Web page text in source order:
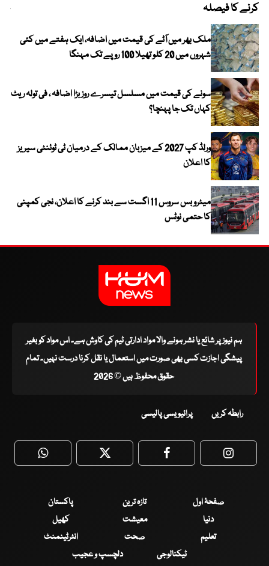
کرنے کا فیصلہ
ملک بھر میں آٹے کی قیمت میں اضافہ، ایک ہفتے میں کئی
شہروں میں 20 کلو تھیلا 100 روپے تک مہنگا
سونے کی قیمت میں مسلسل تیسرے روز بڑا اضافہ ، فی تولہ ریٹ
کہاں تک جا پہنچا؟
ورلڈ کپ 2027 کے میزبان ممالک کے درمیان ٹی ٹوئنٹی سیریز
کا اعلان
میٹرو بس سروس 11 اگست سے بند کرنے کا اعلان، نجی کمپنی
کا حتمی نوٹس
ہم نیوز پر شائع یا نشر ہونے والا مواد ادارتی ٹیم کی کاوش ہے۔ اس مواد کو بغیر
پیشگی اجازت کسی بھی صورت میں استعمال یا نقل کرنا درست نہیں۔ تمام
حقوق محفوظ ہیں © 2026
رابطہ کریں پرائیویسی پالیسی
WhatsApp Twitter Facebook
صفحۂ اول تازہ ترین
پاکستان
دنیا
معیشت
کھیل
تعلیم
صحت
انٹرٹینمنٹ
ٹیکنالوجی
دلچسپ و عجیب